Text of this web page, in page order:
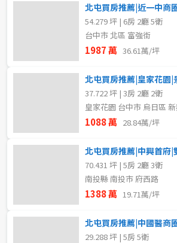
54.279 坪 | 6房 2廳 5衛
台中市 北區 富強街
1987 萬 36.61萬/坪
北屯買房推薦|皇家花園|
37.722 坪 | 3房 2廳 2衛
皇家花園 台中市 烏日區
1088 萬 28.84萬/坪
70.431 坪 | 5房 2廳 3衛
南投縣 南投市 府西路
1388 萬 19.71萬/坪
北屯買房推薦|中國醫商
29.288 坪 | 5房 5衛